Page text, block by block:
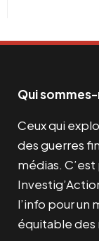
Qui
Ceux qui
des guerres
médias.
l’info pour un
équitable des